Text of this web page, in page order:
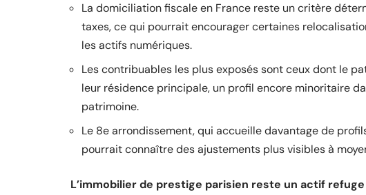
La domiciliation fiscale en France reste un critère
taxes, ce qui pourrait encourager certaines
les actifs numériques.
Les contribuables les plus exposés sont ceux dont le
leur résidence principale, un profil encore minoritaire
patrimoine.
Le 8e arrondissement, qui accueille davantage de
pourrait connaître des ajustements plus visibles à
L’immobilier de prestige parisien reste un actif refuge